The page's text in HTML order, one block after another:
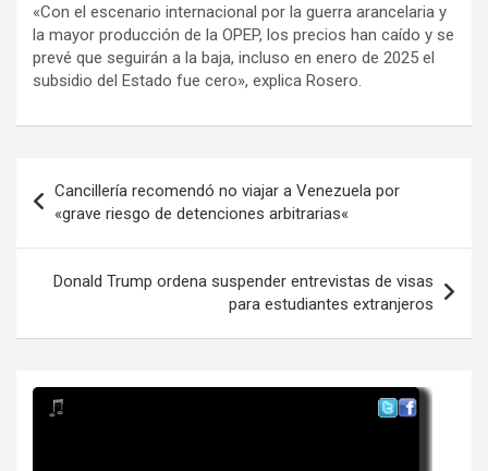
«Con el escenario internacional por la guerra arancelaria y
la mayor producción de la OPEP, los precios han caído y se
prevé que seguirán a la baja, incluso en enero de 2025 el
subsidio del Estado fue cero», explica Rosero.
de
entradas
Cancillería recomendó no viajar a Venezuela por
«grave riesgo de detenciones arbitrarias«
Donald Trump ordena suspender entrevistas de visas
para estudiantes extranjeros